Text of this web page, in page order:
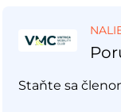
Staňte sa